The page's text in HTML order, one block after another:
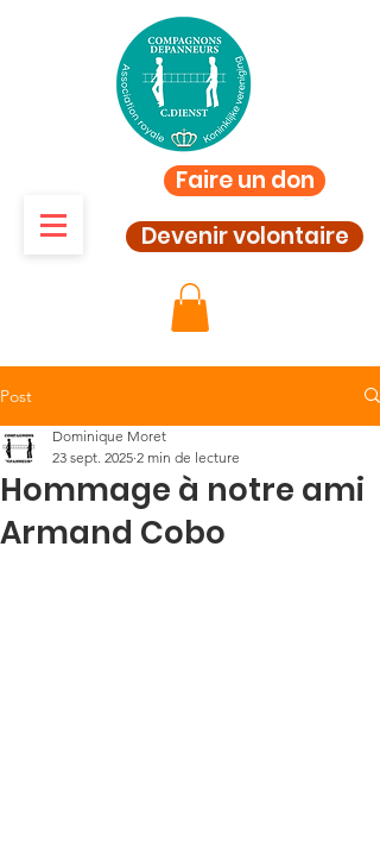
Faire un don
Devenir volontaire
Post
Hommage à notre ami
Armand Cobo
Dominique Moret
23 sept. 2025 2 min de lecture